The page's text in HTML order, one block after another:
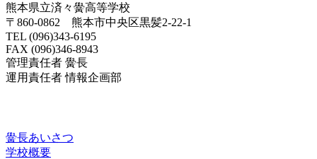
熊本県立済々黌高等学校
〒860-0862 熊本市中央区黒髪2-22-1
TEL (096)343-6195
FAX (096)346-8943
管理責任者 黌長
運用責任者 情報企画部
黌長あいさつ
学校概要